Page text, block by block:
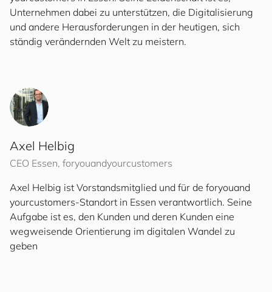
Unternehmen dabei zu unterstützen, die Digitalisierung
und andere Herausforderungen in der heutigen, sich
ständig verändernden Welt zu meistern.
Axel Helbig
CEO Essen, foryouandyourcustomers
Axel Helbig ist Vorstandsmitglied und für de foryouand
yourcustomers-Standort in Essen verantwortlich. Seine
Aufgabe ist es, den Kunden und deren Kunden eine
wegweisende Orientierung im digitalen Wandel zu
geben